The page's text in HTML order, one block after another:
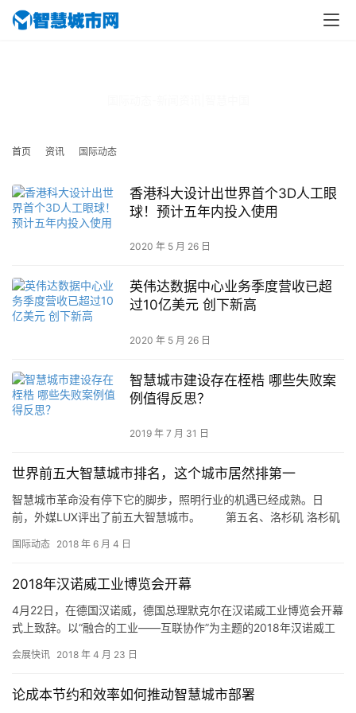
首页 资讯 国际动态
香港科大设计出世界首个3D人工眼
球！预计五年内投入使用
2020 年 5 月 26 日
英伟达数据中心业务季度营收已超
过10亿美元 创下新高
2020 年 5 月 26 日
智慧城市建设存在桎梏 哪些失败案
例值得反思？
2019 年 7 月 31 日
世界前五大智慧城市排名，这个城市居然排第一
智慧城市革命没有停下它的脚步，照明行业的机遇已经成熟。日
前，外媒LUX评出了前五大智慧城市。 第五名、洛杉矶 洛杉矶
国际动态 2018 年 6 月 4 日
2018年汉诺威工业博览会开幕
4月22日，在德国汉诺威，德国总理默克尔在汉诺威工业博览会开幕
式上致辞。以“融合的工业——互联协作”为主题的2018年汉诺威工
会展快讯 2018 年 4 月 23 日
论成本节约和效率如何推动智慧城市部署